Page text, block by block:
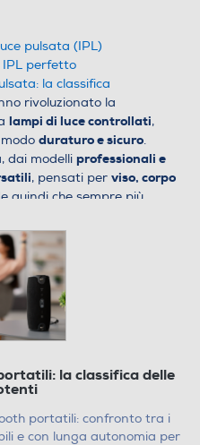
pulsata (IPL)
IPL perfetto
la classifica
rivoluzionato la
lampi di luce controllati,
mododuraturo e sicuro.
dai modelliprofessionali e
, pensati perviso, corpo
quindi che sempre più
interessanti disponibili su
la luce pulsata
differenza tra un
la luce
peli nel tempo. Agisce
e lasciare la pelle
si basa sul principio
la classifica delle
portatili: confronto tra i
e con lunga autonomia per